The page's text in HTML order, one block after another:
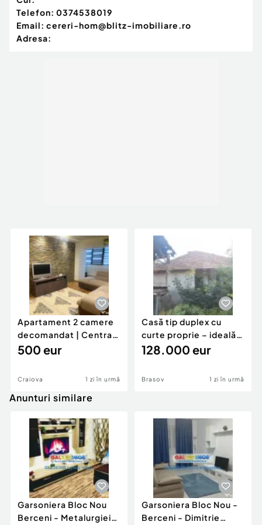
Telefon: 0374538019
Email: cereri-hom@blitz-imobiliare.ro
Adresa:
Apartament 2 camere
decomandat | Centrală
proprie | 60 mp |
500 eur
Craiova 1 zi în urmă
Casă tip duplex cu
curte proprie – ideală
pentru renovar
128.000 eur
Brasov 1 zi în urmă
Anunturi similare
Garsoniera Bloc Nou
Berceni - Metalurgiei
Garsoniera Bloc Nou -
Berceni - Dimitrie